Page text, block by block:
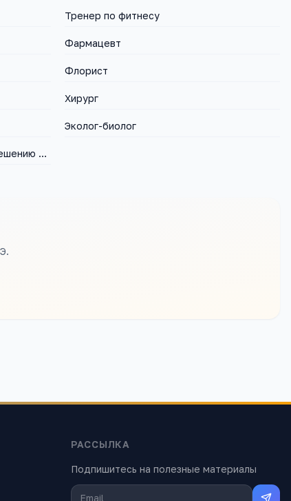
Тренер по фитнесу
Фармацевт
Флорист
Хирург
Эколог-биолог
Trouble shooter: специалист по решению проблем
РАССЫЛКА
Подпишитесь на полезные материалы